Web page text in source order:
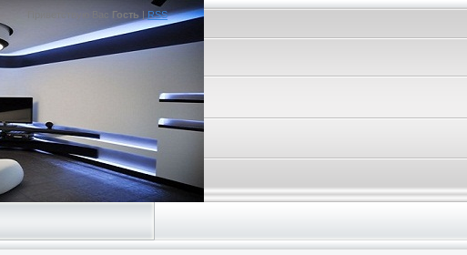
Приветствую Вас Гость |RSS